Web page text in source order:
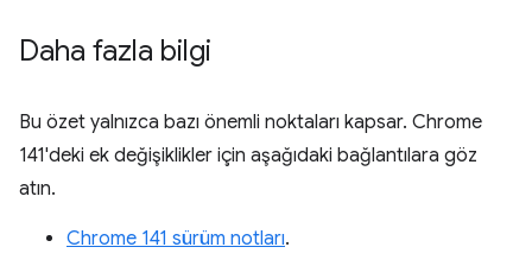
Daha fazla bilgi
Bu özet yalnızca bazı önemli noktaları kapsar. Chrome
141'deki ek değişiklikler için aşağıdaki bağlantılara göz
atın.
Chrome 141 sürüm notları.